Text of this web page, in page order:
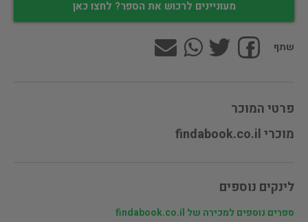
מעוניינים לרכוש את הספר? לחצו כאן
שתף
פרטי המוכר
מוכרי findabook.co.il
לינקים נוספים
ספרים נוספים למכירה של findabook.co.il